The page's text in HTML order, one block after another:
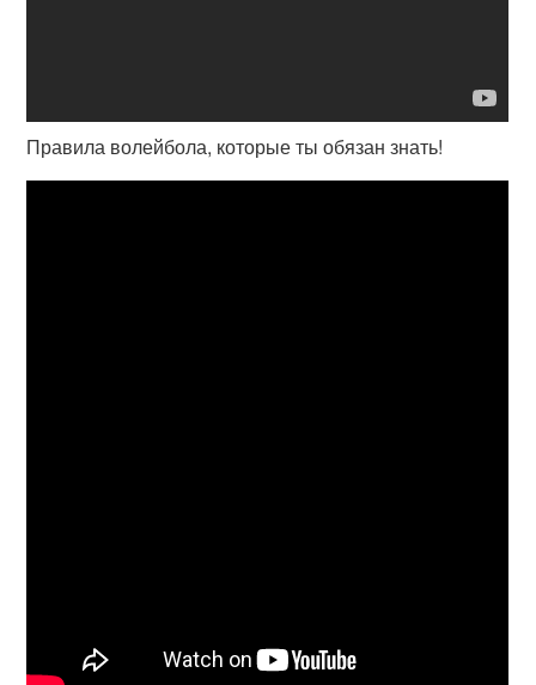
Правила волейбола, которые ты обязан знать!